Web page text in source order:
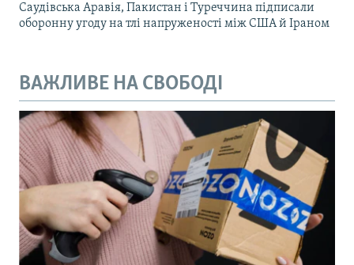
Саудівська Аравія, Пакистан і Туреччина підписали
оборонну угоду на тлі напруженості між США й Іраном
ВАЖЛИВЕ НА СВОБОДІ